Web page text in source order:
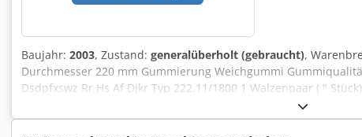
Baujahr: 2003, Zustand: generalüberholt (gebraucht),
Durchmesser 220 mm Gummierung Weichgummi
Dsdpfxswz Rr Hs Af Djkr Typ 222.11/1800 1 Walzenpaar ( "
Walzen komplett überholt und neu gummiert in 2024, mit